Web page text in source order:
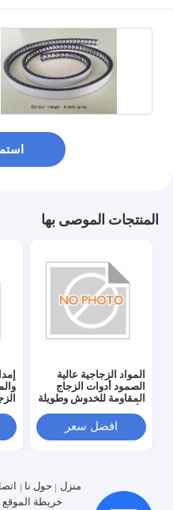
المنتجات الموصى بها
المواد الزجاجية عالية
الصمود أدوات الزجاج
المقاومة للخدوش وطويلة
افضل سعر
منزل حول نا
خريطة الموقع